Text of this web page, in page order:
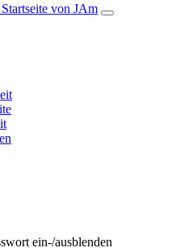
ein-/ausblenden